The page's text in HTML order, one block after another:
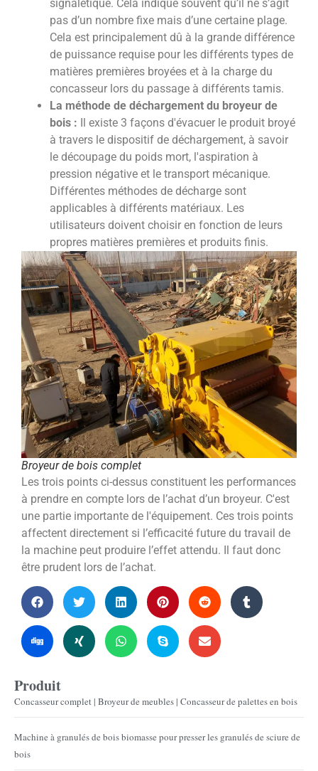
signalétique. Cela indique souvent qu’il ne s’agit
pas d’un nombre fixe mais d’une certaine plage.
Cela est principalement dû à la grande différence
de puissance requise pour les différents types de
matières premières broyées et à la charge du
concasseur lors du passage à différents tamis.
La méthode de déchargement du broyeur de
bois : Il existe 3 façons d'évacuer le produit broyé
à travers le dispositif de déchargement, à savoir
le découpage du poids mort, l'aspiration à
pression négative et le transport mécanique.
Différentes méthodes de décharge sont
applicables à différents matériaux. Les
utilisateurs doivent choisir en fonction de leurs
propres matières premières et produits finis.
Broyeur de bois complet
Les trois points ci-dessus constituent les performances
à prendre en compte lors de l’achat d’un broyeur. C'est
une partie importante de l'équipement. Ces trois points
affectent directement si l’efficacité future du travail de
la machine peut produire l’effet attendu. Il faut donc
être prudent lors de l’achat.
Produit
Concasseur complet | Broyeur de meubles | Concasseur de palettes en bois
Machine à granulés de bois biomasse pour presser les granulés de sciure de
bois